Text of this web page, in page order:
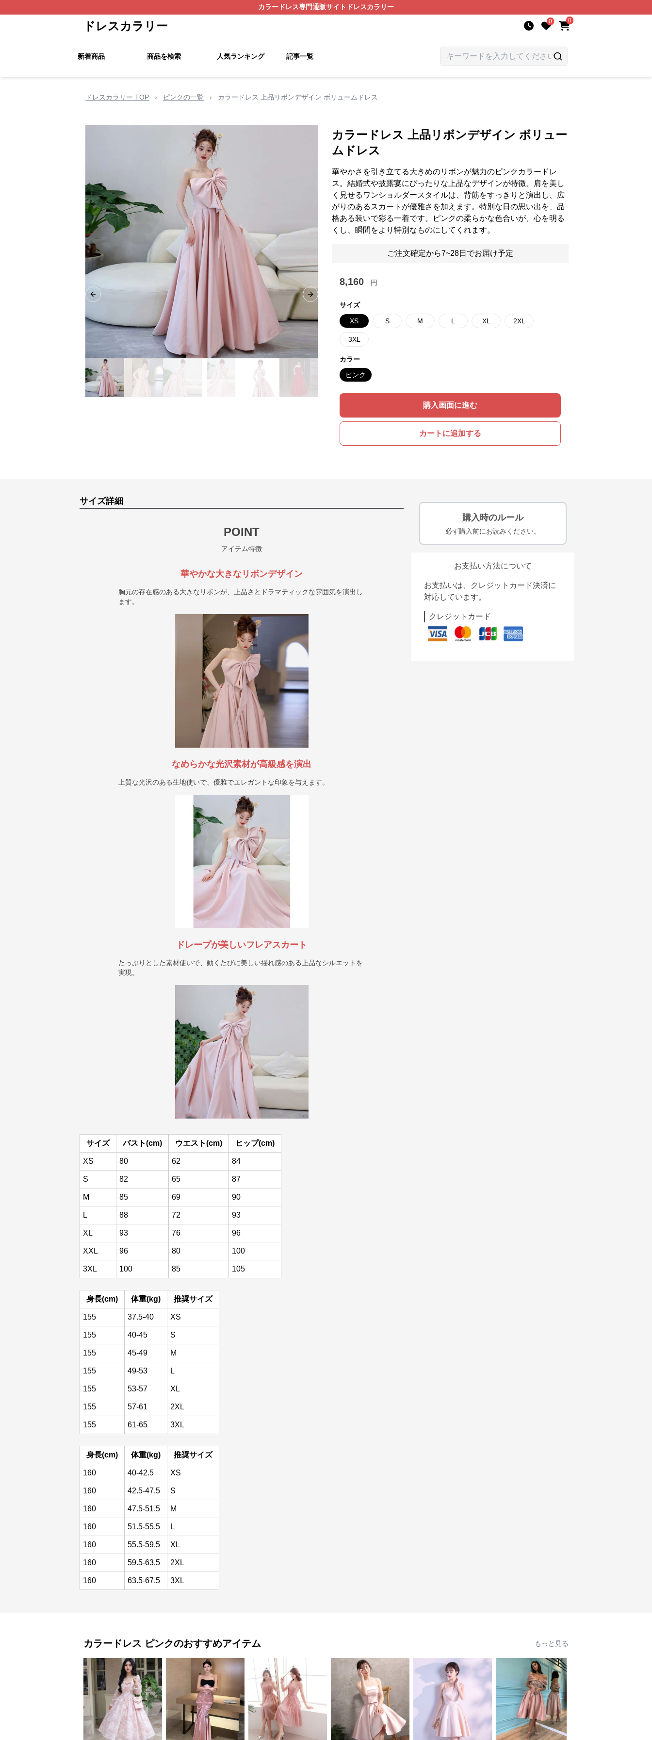
カラードレス専門通販サイト ドレスカラリー
ドレスカラリー 0 0
新着商品 商品を検索 人気ランキング 記事一覧
ドレスカラリー TOP › ピンクの一覧 › カラードレス 上品リボンデザイン ボリュームドレス
Previous slide Next slide
カラードレス 上品リボンデザイン ボリュー
ムドレス
華やかさを引き立てる大きめのリボンが魅力のピンクカラードレ
ス。結婚式や披露宴にぴったりな上品なデザインが特徴。肩を美し
く見せるワンショルダースタイルは、背筋をすっきりと演出し、広
がりのあるスカートが優雅さを加えます。特別な日の思い出を、品
格ある装いで彩る一着です。ピンクの柔らかな色合いが、心を明る
くし、瞬間をより特別なものにしてくれます。
ご注文確定から7~28日でお届け予定
8,160 円
サイズ
XS S M L XL 2XL
3XL
カラー
ピンク
購入画面に進む
カートに追加する
サイズ詳細
POINT
アイテム特徴
華やかな大きなリボンデザイン
胸元の存在感のある大きなリボンが、上品さとドラマティックな雰囲気を演出し
ます。
なめらかな光沢素材が高級感を演出
上質な光沢のある生地使いで、優雅でエレガントな印象を与えます。
ドレープが美しいフレアスカート
たっぷりとした素材使いで、動くたびに美しい揺れ感のある上品なシルエットを
実現。
サイズ バスト(cm) ウエスト(cm) ヒップ(cm)
XS 80 62 84
S 82 65 87
M 85 69 90
L 88 72 93
XL 93 76 96
XXL 96 80 100
3XL 100 85 105
身長(cm) 体重(kg) 推奨サイズ
155 37.5-40 XS
155 40-45 S
155 45-49 M
155 49-53 L
155 53-57 XL
155 57-61 2XL
155 61-65 3XL
身長(cm) 体重(kg) 推奨サイズ
160 40-42.5 XS
160 42.5-47.5 S
160 47.5-51.5 M
160 51.5-55.5 L
160 55.5-59.5 XL
160 59.5-63.5 2XL
160 63.5-67.5 3XL
購入時のルール
必ず購入前にお読みください。
お支払い方法について
お支払いは、クレジットカード決済に
対応しています。
クレジットカード
カラードレス ピンクのおすすめアイテム もっと見る